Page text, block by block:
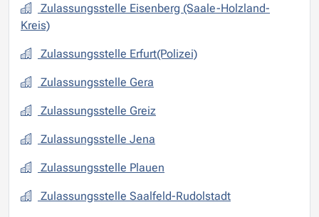
Zulassungsstelle Eisenberg (Saale-Holzland-
Kreis)
Zulassungsstelle Erfurt(Polizei)
Zulassungsstelle Gera
Zulassungsstelle Greiz
Zulassungsstelle Jena
Zulassungsstelle Plauen
Zulassungsstelle Saalfeld-Rudolstadt